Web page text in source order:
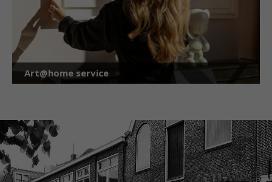
Art@home service